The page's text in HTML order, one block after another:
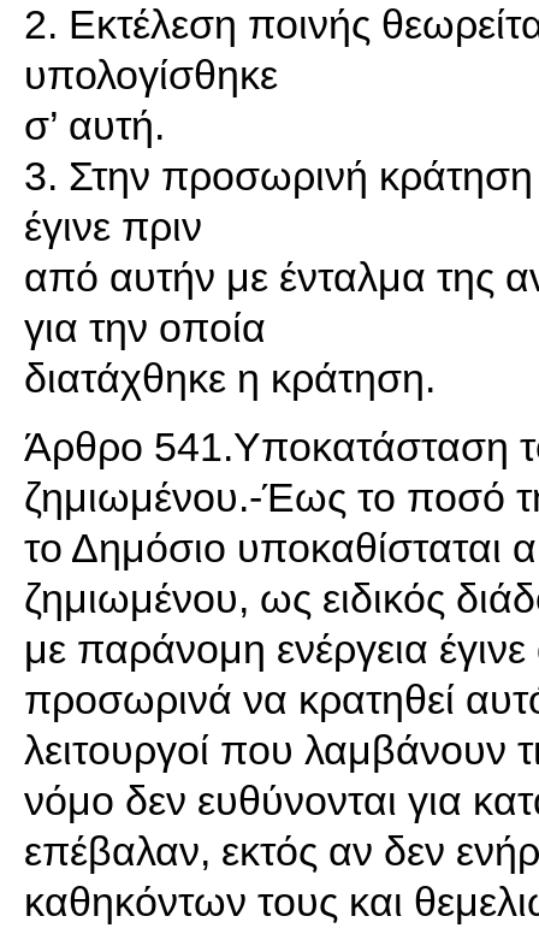
2. Εκτέλεση ποινής
υπολογίσθηκε
σ’ αυτή.
3. Στην προσωρινή κράτηση
έγινε πριν
από αυτήν με ένταλμα της
για την οποία
διατάχθηκε η κράτηση.
Άρθρο 541.Υποκατάσταση
ζημιωμένου.-Έως το ποσό
το Δημόσιο υποκαθίσταται
ζημιωμένου, ως ειδικός
με παράνομη ενέργεια έγινε
προσωρινά να κρατηθεί
λειτουργοί που λαμβάνουν
νόμο δεν ευθύνονται για
επέβαλαν, εκτός αν δεν
καθηκόντων τους και